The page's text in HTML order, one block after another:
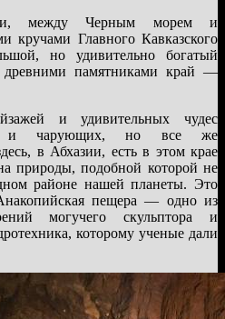
между Черным морем и
кручами Главного Кавказского
но удивительно богатый
памятниками край —
и удивительных чудес
и чарующих, но все же
в Абхазии, есть в этом крае
природы, подобной которой не
районе нашей планеты. Это
пещера — одно из
могучего скульптора и
которому ученые дали